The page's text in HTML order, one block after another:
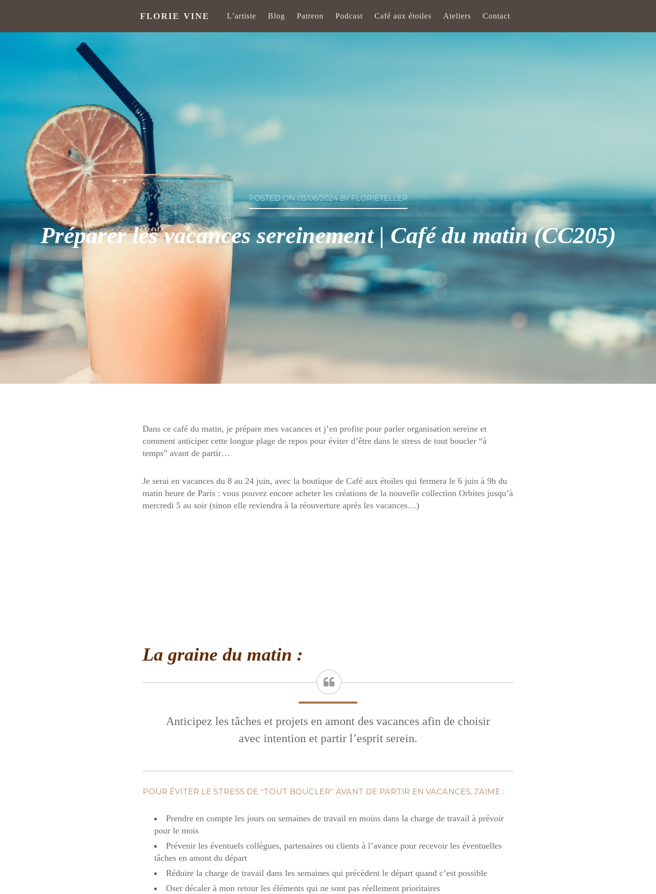
FLORIE VINE L’artiste Blog Patreon Podcast Café aux étoiles Ateliers Contact
POSTED ON03/06/2024BYFLORIETELLER
Préparer les vacances sereinement | Café du matin (CC205)
Dans ce café du matin, je prépare mes vacances et j’en profite pour parler organisation sereine et
comment anticiper cette longue plage de repos pour éviter d’être dans le stress de tout boucler “à
temps” avant de partir…
Je serai en vacances du 8 au 24 juin, avec la boutique de Café aux étoiles qui fermera le 6 juin à 9h du
matin heure de Paris : vous pouvez encore acheter les créations de la nouvelle collection Orbites jusqu’à
mercredi 5 au soir (sinon elle reviendra à la réouverture après les vacances…)
La graine du matin :
Anticipez les tâches et projets en amont des vacances afin de choisir
avec intention et partir l’esprit serein.
POUR ÉVITER LE STRESS DE “TOUT BOUCLER” AVANT DE PARTIR EN VACANCES, J’AIME :
Prendre en compte les jours ou semaines de travail en moins dans la charge de travail à prévoir
pour le mois
Prévenir les éventuels collègues, partenaires ou clients à l’avance pour recevoir les éventuelles
tâches en amont du départ
Réduire la charge de travail dans les semaines qui précèdent le départ quand c’est possible
Oser décaler à mon retour les éléments qui ne sont pas réellement prioritaires